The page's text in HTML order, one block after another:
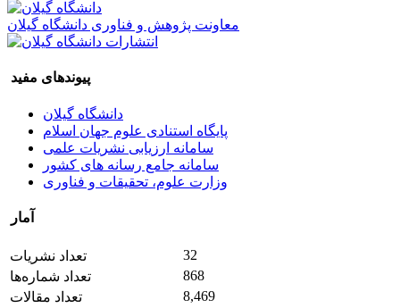
معاونت پژوهش و فناوری دانشگاه گیلان
پیوندهای مفید
دانشگاه گیلان
پایگاه استنادی علوم جهان اسلام
سامانه ارزیابی نشریات علمی
سامانه جامع رسانه های کشور
وزارت علوم، تحقیقات و فناوری
آمار
تعداد نشریات
32
تعداد شماره‌ها
868
تعداد مقالات
8,469